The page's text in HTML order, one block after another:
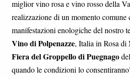
miglior vino rosa e vino rosso della
realizzazione di un momento comune
manifestazioni enologiche del nostro
Vino di Polpenazze, Italia in Rosa di
Fiera del Groppello di Puegnago
quando le condizioni lo